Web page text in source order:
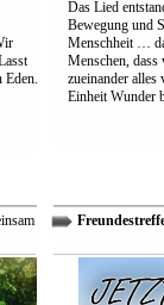
Eden.
Das Lied
Bewegung und
Menschheit …
Menschen,
zueinander alles
Einheit Wunder